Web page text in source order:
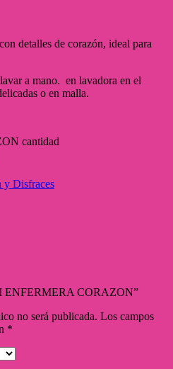
detalles de corazón, ideal para
a mano. en lavadora en el
o en malla.
cantidad
y Disfraces
ENFERMERA CORAZON”
no será publicada. Los campos
*